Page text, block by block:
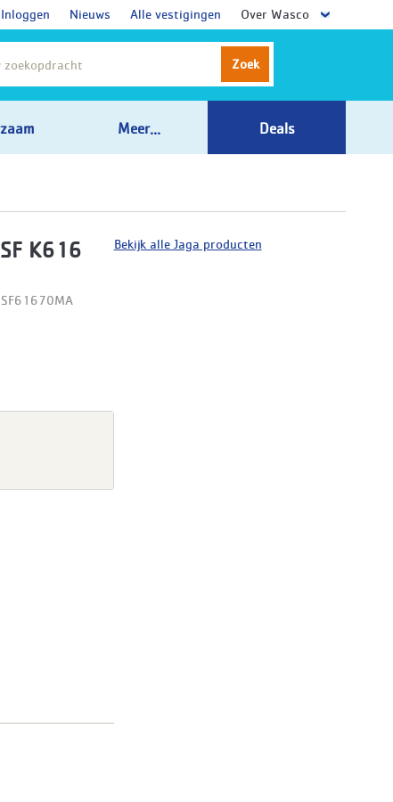
Inloggen Nieuws Alle vestigingen Over Wasco
Zoek
Meer... Deals
K616
Bekijk alle Jaga producten